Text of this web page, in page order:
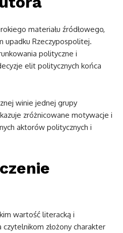
materiału źródłowego,
upadku Rzeczypospolitej.
polityczne i
elit politycznych końca
winie jednej grupy
zróżnicowane motywacje i
aktorów politycznych i
wartość literacką i
złożony charakter